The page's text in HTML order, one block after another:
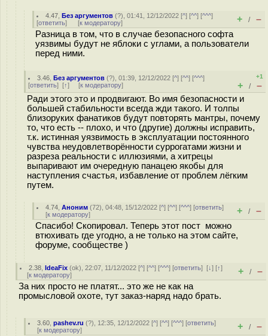
4.47 ,Без аргументов (?), 01:41, 12/12/2022 [^] [^^] [^^^]
[ответить] [к модератору] + / –
Разница в том, что в случае безопасного софта
уязвимы будут не яблоки с углами, а пользователи
перед ними.
3.46 ,Без аргументов (?), 01:39, 12/12/2022 [^] [^^] [^^^]
[ответить] [↑] [к модератору]
+1
+ / –
Ради этого это и продвигают. Во имя безопасности и
большей стабильности всегда жди такого. И толпы
близоруких фанатиков будут повторять мантры, почему
то, что есть -- плохо, и что (другие) должны исправить,
т.к. истинная уязвимость в эксплуатации постоянного
чувства неудовлетворённости суррогатами жизни и
разреза реальности с иллюзиями, а хитрецы
выпаривают им очередную панацею якобы для
наступления счастья, избавление от проблем лёгким
путем.
4.74 ,Аноним (72), 04:48, 15/12/2022 [^] [^^] [^^^] [ответить]
[к модератору] + / –
Спасибо! Скопировал. Теперь этот пост можно
втюхивать где угодно, а не только на этом сайте,
форуме, сообществе )
2.38 ,IdeaFix (ok), 22:07, 11/12/2022 [^] [^^] [^^^] [ответить][↓] [↑]
[к модератору] + / –
За них просто не платят... это же не как на
промысловой охоте, тут заказ-наряд надо брать.
3.60 ,pashev.ru (?), 12:35, 12/12/2022 [^] [^^] [^^^] [ответить]
[к модератору] + / –